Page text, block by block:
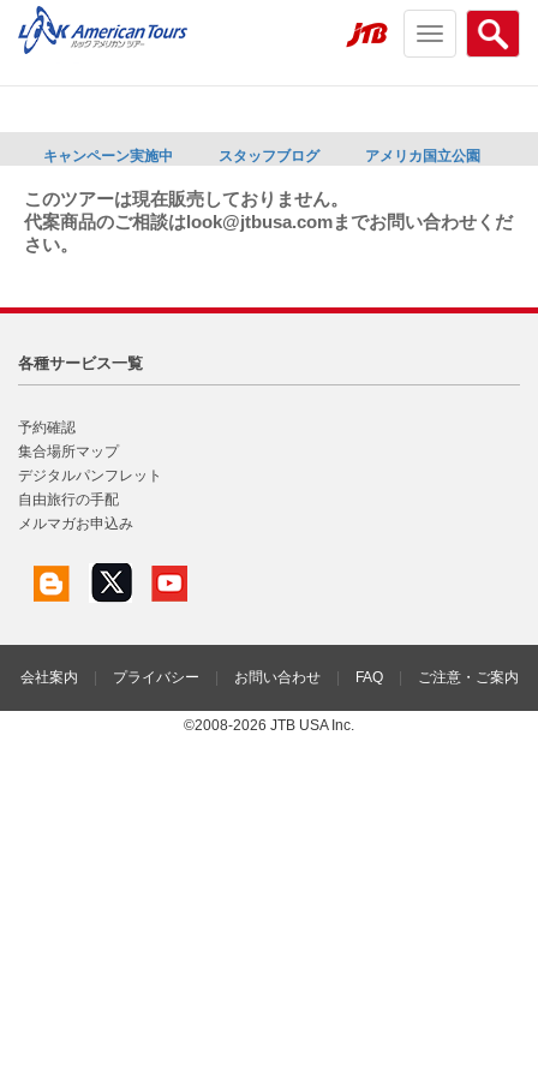
Search
menu
Toggle
navigation
キャンペーン実施中 スタッフブログ アメリカ国立公園
このツアーは現在販売しておりません。
代案商品のご相談はlook@jtbusa.comまでお問い合わせくだ
さい。
各種サービス一覧
予約確認
集合場所マップ
デジタルパンフレット
自由旅行の手配
メルマガお申込み
会社案内 プライバシー お問い合わせ FAQ ご注意・ご案内
©2008-2026 JTB USA Inc.